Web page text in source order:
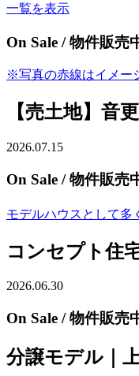
一覧を表示
On Sale / 物件販売
※写真の赤線はイメー
【売土地】音
2026.07.15
On Sale / 物件販売
モデルハウスとして多
コンセプト住
2026.06.30
On Sale / 物件販売
分譲モデル｜